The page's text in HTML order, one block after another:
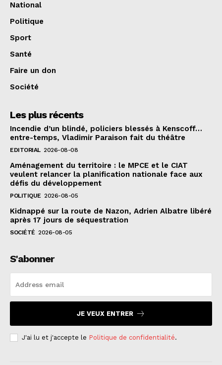
National
Politique
Sport
Santé
Faire un don
Société
Les plus récents
Incendie d’un blindé, policiers blessés à Kenscoff…
entre-temps, Vladimir Paraison fait du théâtre
EDITORIAL 2026-08-08
Aménagement du territoire : le MPCE et le CIAT
veulent relancer la planification nationale face aux
défis du développement
POLITIQUE 2026-08-05
Kidnappé sur la route de Nazon, Adrien Albatre libéré
après 17 jours de séquestration
SOCIÉTÉ 2026-08-05
S'abonner
JE VEUX ENTRER
J'ai lu et j'accepte le Politique de confidentialité.